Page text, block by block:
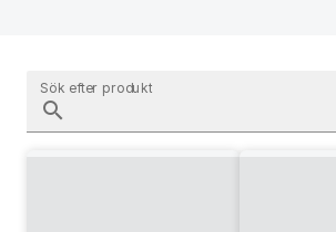
Sök efter produkt